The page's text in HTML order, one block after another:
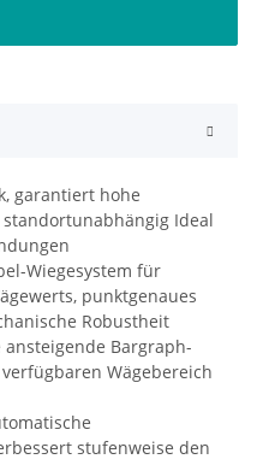
garantiert hohe
Ideal
Wiegesystem für
punktgenaues
Robustheit
ansteigende Bargraph-
Wägebereich
stufenweise den